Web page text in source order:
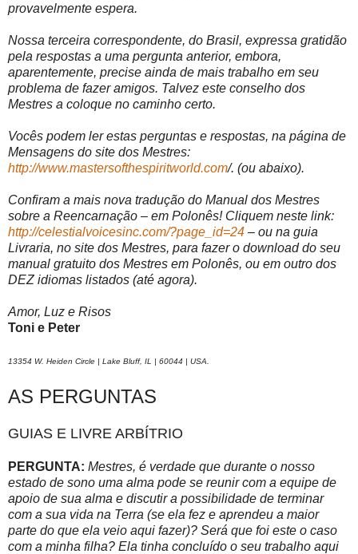
provavelmente espera.
Nossa terceira correspondente, do Brasil, expressa gratidão
pela respostas a uma pergunta anterior, embora,
aparentemente, precise ainda de mais trabalho em seu
problema de fazer amigos. Talvez este conselho dos
Mestres a coloque no caminho certo.
Vocês podem ler estas perguntas e respostas, na página de
Mensagens do site dos Mestres:
http://www.mastersofthespiritworld.com/. (ou abaixo).
Confiram a mais nova tradução do Manual dos Mestres
sobre a Reencarnação – em Polonês! Cliquem neste link:
http://celestialvoicesinc.com/?page_id=24 – ou na guia
Livraria, no site dos Mestres, para fazer o download do seu
manual gratuito dos Mestres em Polonês, ou em outro dos
DEZ idiomas listados (até agora).
Amor, Luz e Risos
Toni e Peter
13354 W. Heiden Circle | Lake Bluff, IL | 60044 | USA.
AS PERGUNTAS
GUIAS E LIVRE ARBÍTRIO
PERGUNTA: Mestres, é verdade que durante o nosso
estado de sono uma alma pode se reunir com a equipe de
apoio de sua alma e discutir a possibilidade de terminar
com a sua vida na Terra (se ela fez e aprendeu a maior
parte do que ela veio aqui fazer)? Será que foi este o caso
com a minha filha? Ela tinha concluído o seu trabalho aqui